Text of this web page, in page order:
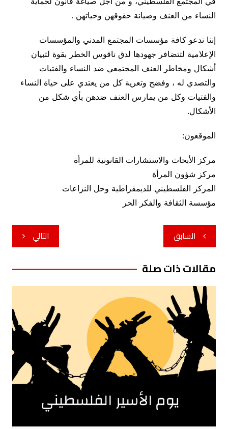
النساء من العنف وصيانة حقوقهن وحياتهن .
إننا ندعو كافة مؤسسات المجتمع المدني والمؤسسات
الإعلامية لتتضافر جهودها لدق ناقوس الخطر بقوة لتبيان
أشكال ومخاطر العنف المجتمعي ضد النساء والفتيات
والتصدي له ، وفضح وتعرية كل من يعتدي على حياة النساء
والفتيات وكل من يمارس العنف ضدهن بأي شكل من
الأشكال.
الموقعون:
مركز الأبحاث والاستشارات القانونية للمرأة
مركز شؤون المرأة
المركز الفلسطيني للديمقراطية وحل النزاعات
مؤسسة الثقافة والفكر الحر
تصفّح
المقالات
السابق التالي
مقالات ذات صلة